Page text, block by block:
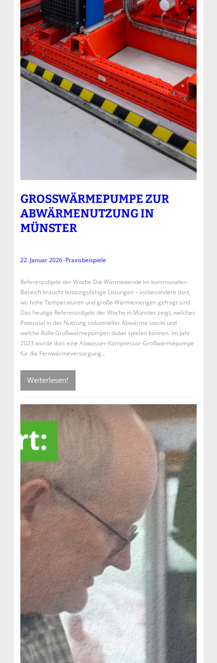
GROSSWÄRMEPUMPE ZUR A
BWÄRMENUTZUNG IN M
ÜNSTER
22. Januar 2026–Praxisbeispiele
Referenzobjekt der Woche Die Wärmewende im kommunalen
Bereich braucht leistungsfähige Lösungen – insbesondere dort,
wo hohe Temperaturen und große Wärmemengen gefragt sind.
Das heutige Referenzobjekt der Woche in Münster zeigt, welches
Potenzial in der Nutzung industrieller Abwärme steckt und
welche Rolle Großwärmepumpen dabei spielen können. Im Jahr
2023 wurde dort eine Abwasser-Kompressor-Großwärmepumpe
für die Fernwärmeversorgung…
Weiterlesen!